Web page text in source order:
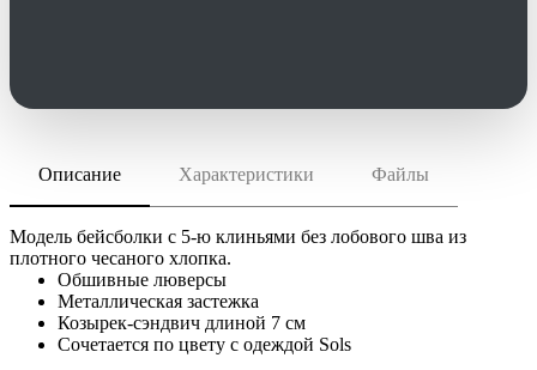
Описание
Модель бейсболки с 5-ю клиньями без лобового шва из
плотного чесаного хлопка.
Обшивные люверсы
Металлическая застежка
Козырек-сэндвич длиной 7 см
Сочетается по цвету с одеждой Sols
Характеристики
РАЗМЕР ТОВАРА
хлопок 100%, плотность 260 г/м²
ТРАНСПОРТНАЯ УПАКОВКА
75.0x45.0x20.0 см
ИНДИВИДУАЛЬНАЯ УПАКОВКА
Файлы
скачать (pdf)
Инструкция по сохранению pdf из Corel Draw
Инструкция по сохранению pdf из Adobe Illustrator